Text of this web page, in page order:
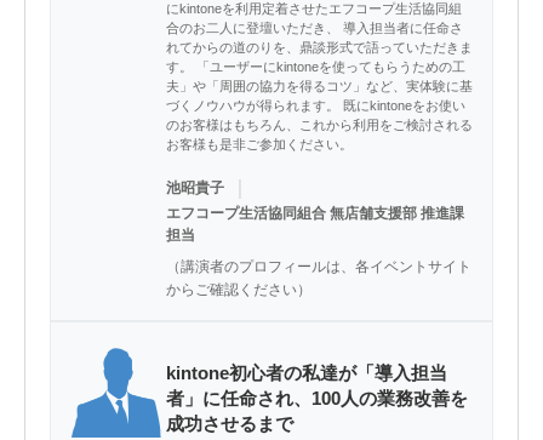
にkintoneを利用定着させたエフコープ生活協同組
合のお二人に登壇いただき、 導入担当者に任命さ
れてからの道のりを、鼎談形式で語っていただきま
す。 「ユーザーにkintoneを使ってもらうための工
夫」や「周囲の協力を得るコツ」など、実体験に基
づくノウハウが得られます。 既にkintoneをお使い
のお客様はもちろん、これから利用をご検討される
お客様も是非ご参加ください。
池昭貴子
エフコープ生活協同組合 無店舗支援部 推進課
担当
（講演者のプロフィールは、各イベントサイト
からご確認ください）
kintone初心者の私達が「導入担当
者」に任命され、100人の業務改善を
成功させるまで